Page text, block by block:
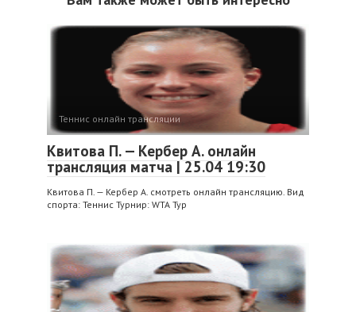
Теннис онлайн трансляции
Квитова П. — Кербер А. онлайн
трансляция матча | 25.04 19:30
Квитова П. — Кербер А. смотреть онлайн трансляцию. Вид
спорта: Теннис Турнир: WTA Тур